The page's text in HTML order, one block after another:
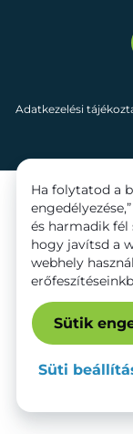
Adatkezelési
Ha folytatod a
és harmadik fél
hogy javítsd a
webhely
Sütik
Süti